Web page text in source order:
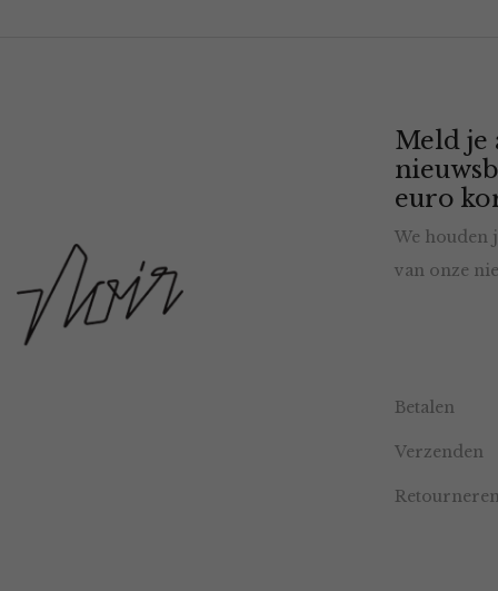
Meld je
euro
We houden
van onze
Betalen
Verzenden